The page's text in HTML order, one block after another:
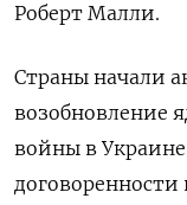
Роберт Малли.
Страны начали
возобновление
войны в